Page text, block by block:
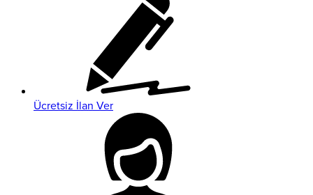
Ücretsiz İlan Ver